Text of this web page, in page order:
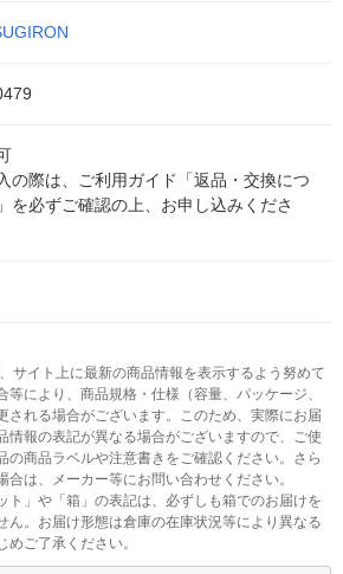
の際は、ご利用ガイド「返品・交換につ
を必ずご確認の上、お申し込みくださ
サイト上に最新の商品情報を表示するよう努めて
等により、商品規格・仕様（容量、パッケージ、
される場合がございます。このため、実際にお届
情報の表記が異なる場合がございますので、ご使
の商品ラベルや注意書きをご確認ください。さら
合は、メーカー等にお問い合わせください。
ト」や「箱」の表記は、必ずしも箱でのお届けを
ん。お届け形態は倉庫の在庫状況等により異なる
ご了承ください。